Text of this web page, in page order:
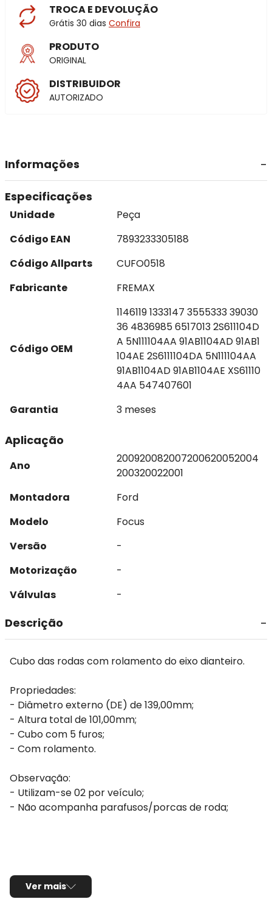
TROCA E DEVOLUÇÃO
Grátis 30 dias Confira
PRODUTO
ORIGINAL
DISTRIBUIDOR
AUTORIZADO
Informações
Especificações
Unidade
Peça
Código EAN
7893233305188
Código Allparts
CUFO0518
Fabricante
FREMAX
Código OEM
1146119 1333147 3555333 39030
36 4836985 6517013 2S611104D
A 5N111104AA 91AB1104AD 91AB1
104AE 2S6111104DA 5N111104AA
91AB1104AD 91AB1104AE XS61110
4AA 547407601
Garantia
3 meses
Aplicação
Ano
200920082007200620052004
200320022001
Montadora
Ford
Modelo
Focus
Versão
-
Motorização
-
Válvulas
-
Descrição
Cubo das rodas com rolamento do eixo dianteiro.
Propriedades:
- Diâmetro externo (DE) de 139,00mm;
- Altura total de 101,00mm;
- Cubo com 5 furos;
- Com rolamento.
Observação:
- Utilizam-se 02 por veículo;
- Não acompanha parafusos/porcas de roda;
Ver mais